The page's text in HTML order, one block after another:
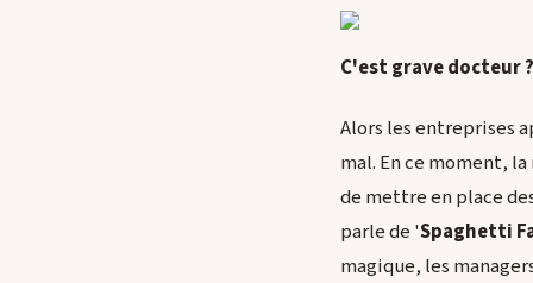
C'est grave docteur ?
Alors les entreprises
mal. En ce moment,
de mettre en place
parle de 'Spaghetti
magique, les